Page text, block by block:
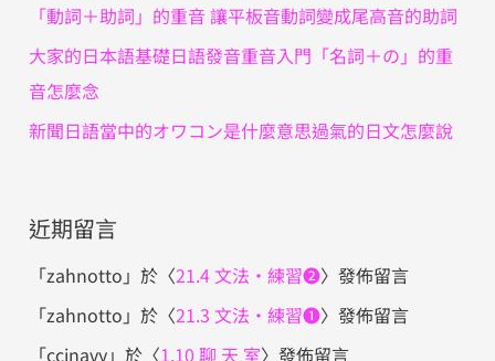
「動詞＋助詞」的重音 讓平板音動詞變成尾高音的助詞
大家的日本語基礎日語發音重音入門「名詞＋の」的重
音怎麼念
新聞日語當中的オワコン是什麼意思過氣的日文怎麼說
近期留言
「zahnotto 」於〈21.4 文法・練習❷〉發佈留言
「zahnotto 」於〈21.3 文法・練習❶〉發佈留言
「ccjnavy」於〈1.10 聊 天 室〉發佈留言